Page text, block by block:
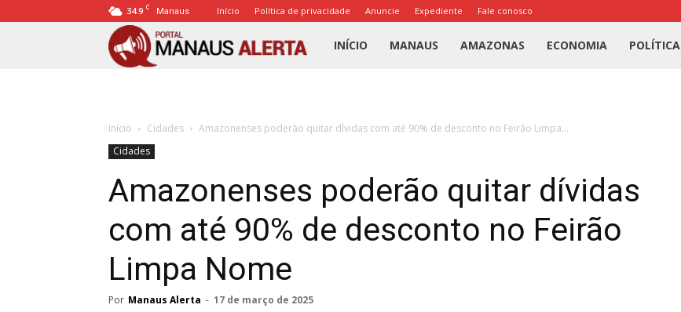
34.9 C Manaus Início Política de privacidade Anuncie Expediente Fale conosco
Portal
INÍCIO MANAUS AMAZONAS ECONOMIA POLÍTICA
Início Cidades
Amazonenses poderão quitar dívidas com até 90% de desconto no Feirão Limpa...
Cidades
Amazonenses poderão quitar dívidas
com até 90% de desconto no Feirão
Limpa Nome
Por Manaus Alerta - 17 de março de 2025